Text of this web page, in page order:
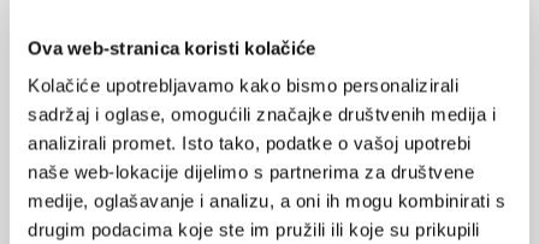
Ova web-stranica koristi kolačiće
Kolačiće upotrebljavamo kako bismo personalizirali
sadržaj i oglase, omogućili značajke društvenih medija i
analizirali promet. Isto tako, podatke o vašoj upotrebi
naše web-lokacije dijelimo s partnerima za društvene
medije, oglašavanje i analizu, a oni ih mogu kombinirati s
drugim podacima koje ste im pružili ili koje su prikupili
hiperaktivnost, poremećaj pozornosti i impulzivnost.